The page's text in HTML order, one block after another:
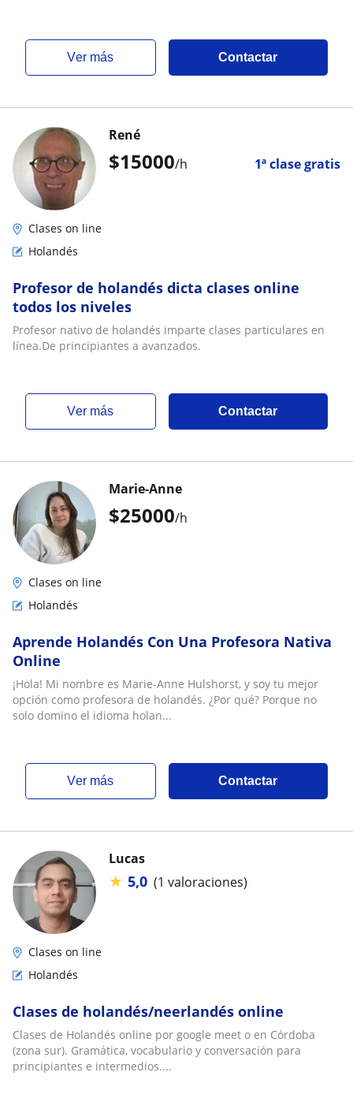
ver más Contactar
$15000/h 1ª clase gratis
René
Clases on line
Holandés
Profesor de holandés dicta clases online
todos los niveles
Profesor nativo de holandés imparte clases particulares en
línea.De principiantes a avanzados.
ver más Contactar
$25000/h
Marie-Anne
Clases on line
Holandés
Aprende Holandés Con Una Profesora Nativa
Online
¡Hola! Mi nombre es Marie-Anne Hulshorst, y soy tu mejor
opción como profesora de holandés. ¿Por qué? Porque no
solo domino el idioma holan...
ver más Contactar
Lucas
★ 5,0 (1 valoraciones)
Clases on line
Holandés
Clases de holandés/neerlandés online
Clases de Holandés online por google meet o en Córdoba
(zona sur). Gramática, vocabulario y conversación para
principiantes e intermedios....